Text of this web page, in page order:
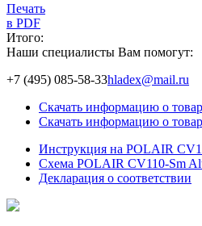
Печать
в PDF
Итого:
Наши специалисты Вам помогут:
+7 (495) 085-58-33hladex@mail.ru
Скачать информацию о
Скачать информацию о
Инструкция на POLAIR
Схема POLAIR CV110-Sm
Декларация о соответствии